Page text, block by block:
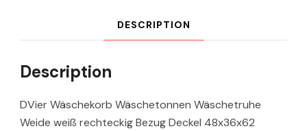
DESCRIPTION
Description
DVier Wäschekorb Wäschetonnen Wäschetruhe
Weide weiß rechteckig Bezug Deckel 48x36x62